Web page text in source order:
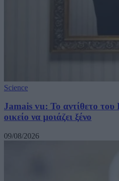
Science
Jamais vu: Το αντίθετο του
οικείο να μοιάζει ξένο
09/08/2026